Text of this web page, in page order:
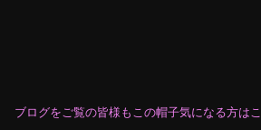
ブログをご覧の皆様もこの帽子気になる方は